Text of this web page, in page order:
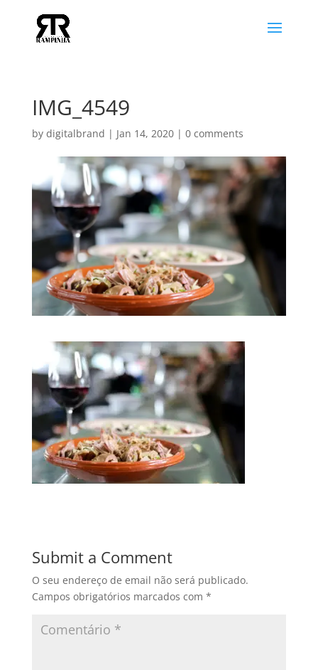
IMG_4549
by digitalbrand | Jan 14, 2020| 0 comments
Submit a Comment
O seu endereço de email não será publicado.
Campos obrigatórios marcados com *